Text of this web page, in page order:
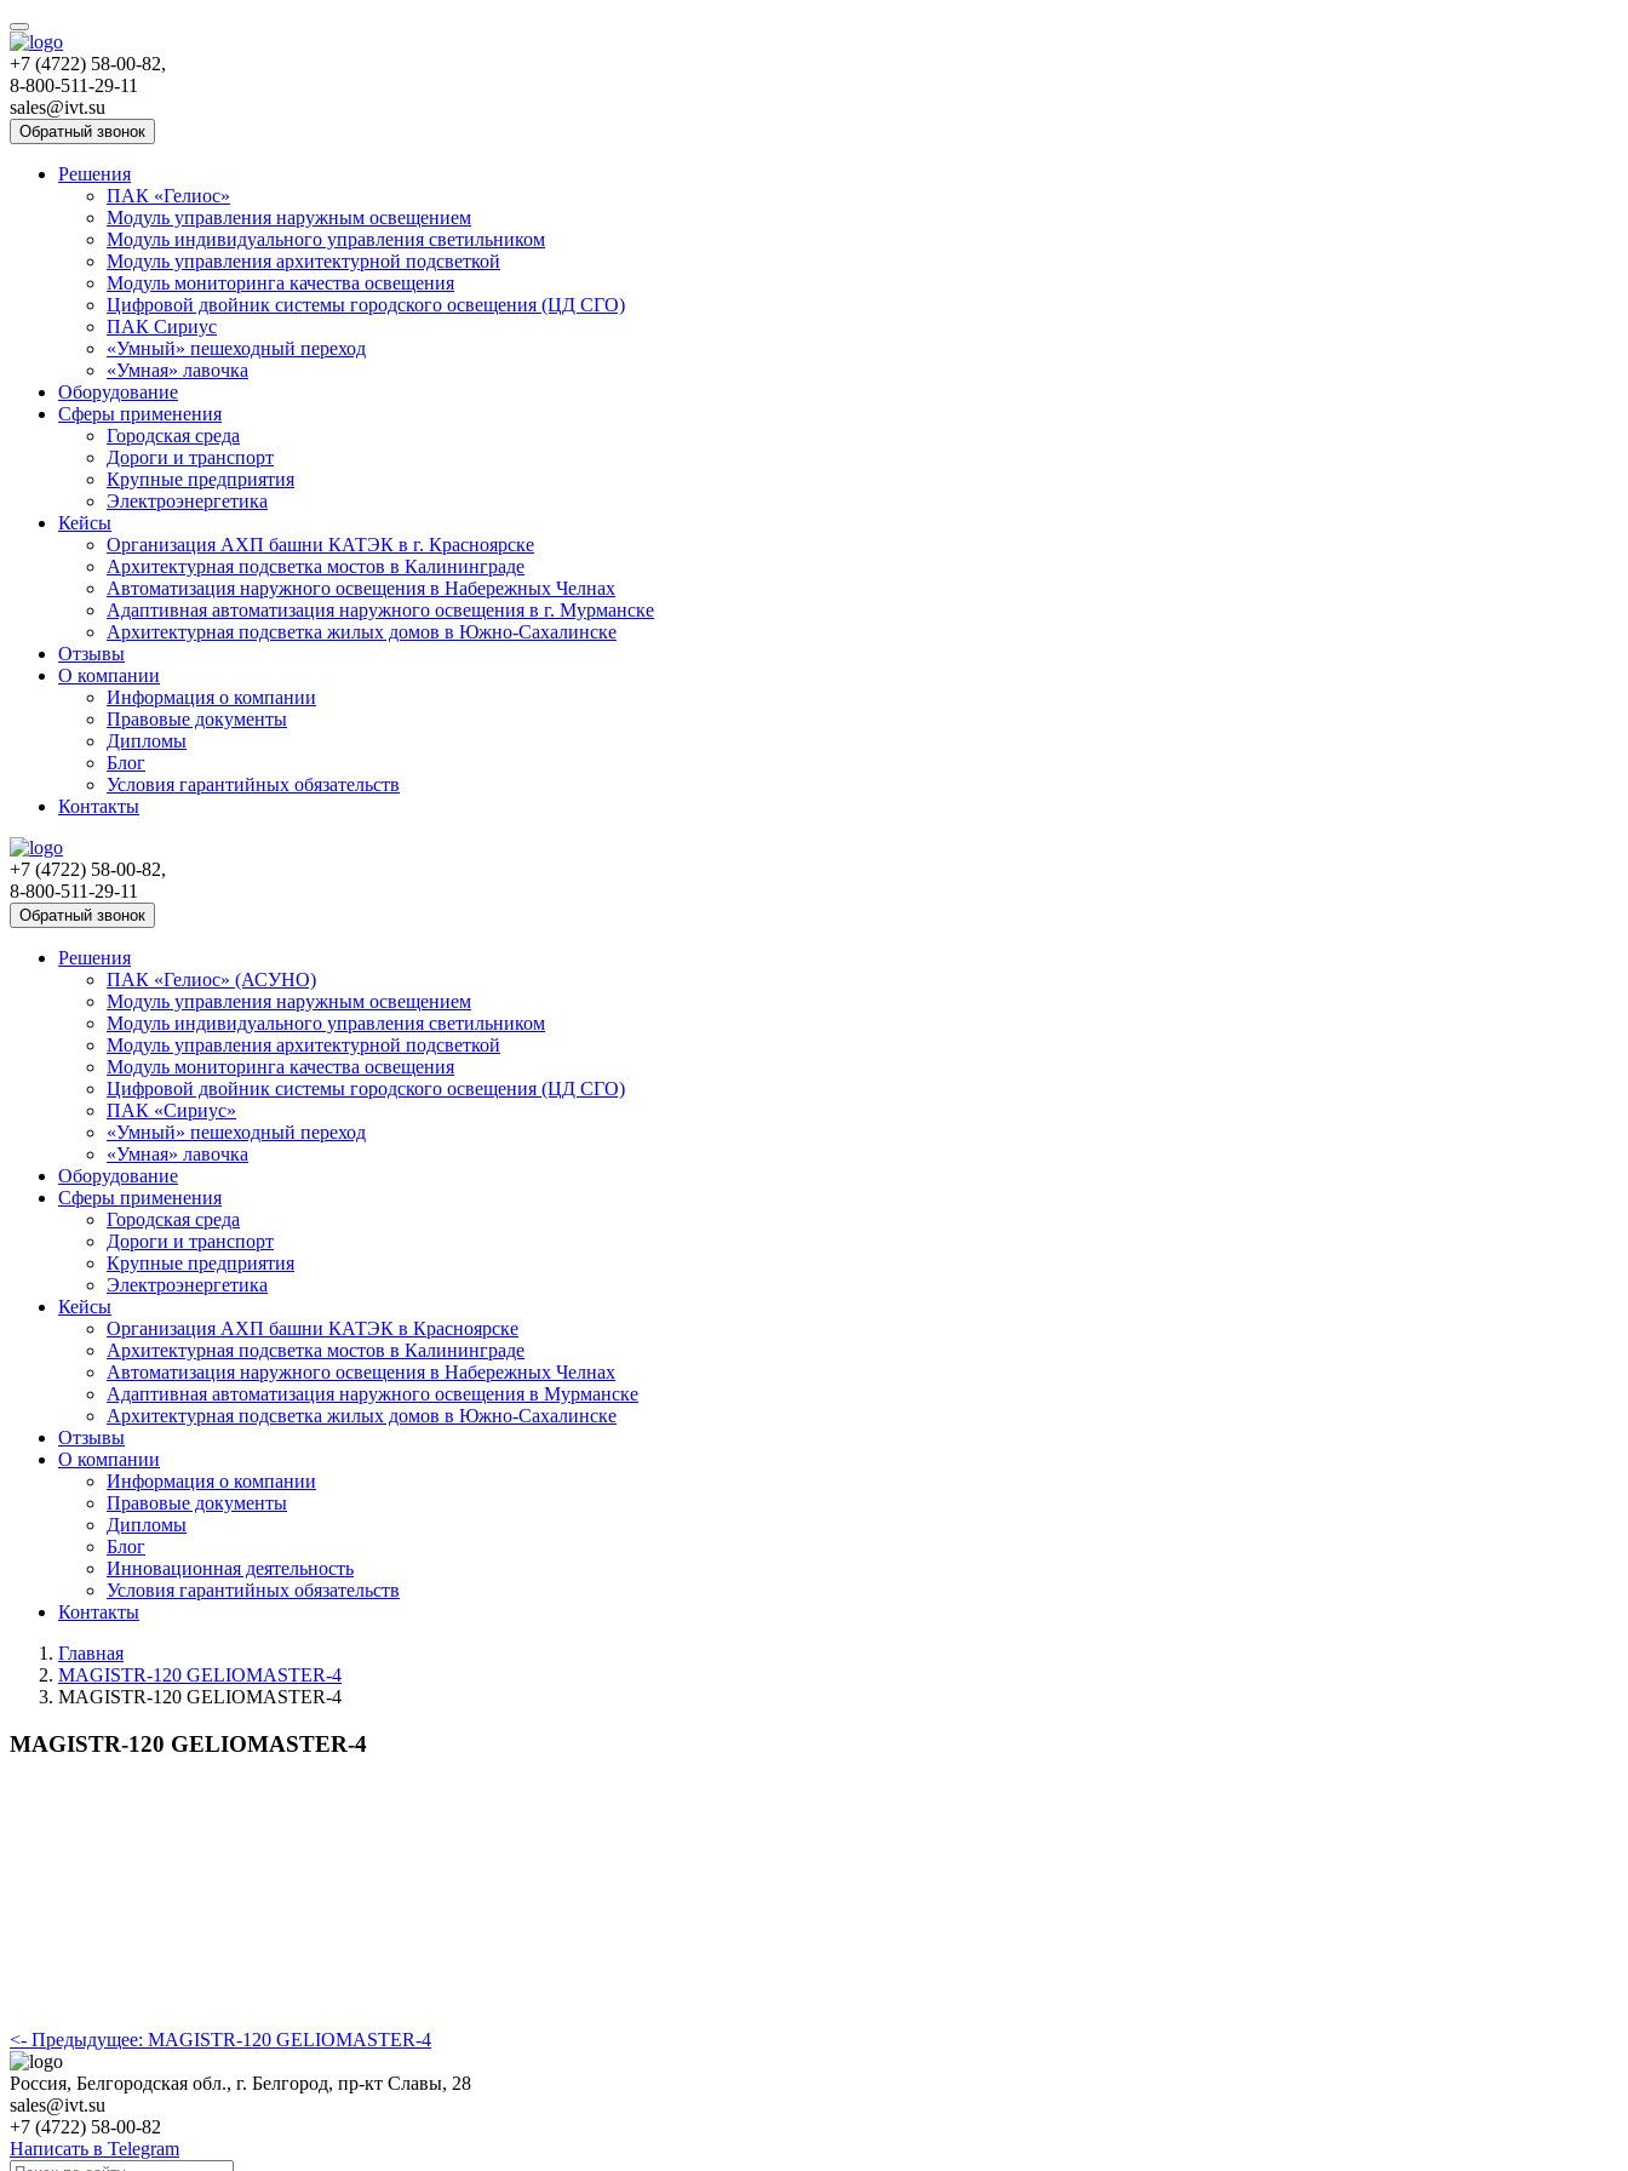
+7 (4722) 58-00-82,
8-800-511-29-11
sales@ivt.su
Обратный звонок
Решения
ПАК «Гелиос»
Модуль управления наружным освещением
Модуль индивидуального управления светильником
Модуль управления архитектурной подсветкой
Модуль мониторинга качества освещения
Цифровой двойник системы городского освещения (ЦД СГО)
ПАК Сириус
«Умный» пешеходный переход
«Умная» лавочка
Оборудование
Сферы применения
Городская среда
Дороги и транспорт
Крупные предприятия
Электроэнергетика
Кейсы
Организация АХП башни КАТЭК в г. Красноярске
Архитектурная подсветка мостов в Калининграде
Автоматизация наружного освещения в Набережных Челнах
Адаптивная автоматизация наружного освещения в г. Мурманске
Архитектурная подсветка жилых домов в Южно-Сахалинске
Отзывы
О компании
Информация о компании
Правовые документы
Дипломы
Блог
Условия гарантийных обязательств
Контакты
+7 (4722) 58-00-82,
8-800-511-29-11
Обратный звонок
Решения
ПАК «Гелиос» (АСУНО)
Модуль управления наружным освещением
Модуль индивидуального управления светильником
Модуль управления архитектурной подсветкой
Модуль мониторинга качества освещения
Цифровой двойник системы городского освещения (ЦД СГО)
ПАК «Сириус»
«Умный» пешеходный переход
«Умная» лавочка
Оборудование
Сферы применения
Городская среда
Дороги и транспорт
Крупные предприятия
Электроэнергетика
Кейсы
Организация АХП башни КАТЭК в Красноярске
Архитектурная подсветка мостов в Калининграде
Автоматизация наружного освещения в Набережных Челнах
Адаптивная автоматизация наружного освещения в Мурманске
Архитектурная подсветка жилых домов в Южно-Сахалинске
Отзывы
О компании
Информация о компании
Правовые документы
Дипломы
Блог
Инновационная деятельность
Условия гарантийных обязательств
Контакты
Главная
MAGISTR-120 GELIOMASTER-4
MAGISTR-120 GELIOMASTER-4
MAGISTR-120 GELIOMASTER-4
<- Предыдущее: MAGISTR-120 GELIOMASTER-4
Россия, Белгородская обл., г. Белгород, пр-кт Славы, 28
sales@ivt.su
+7 (4722) 58-00-82
Написать в Telegram